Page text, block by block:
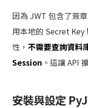
因為 JWT 包含了簽
用本地的 Secret
性， 不需要查詢資料
Session 。這讓 API
安裝與設定